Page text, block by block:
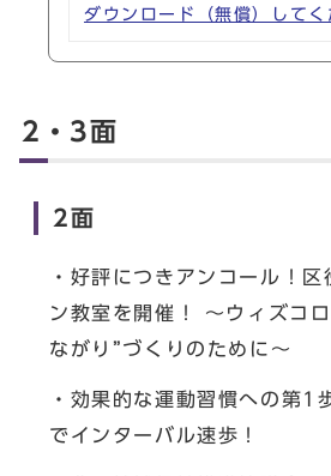
ダウンロード（無償）してく
2・3面
2面
・好評につきアンコール！
ン教室を開催！ ～ウィズコ
ながり”づくりのために～
・効果的な運動習慣への第1
でインターバル速歩！